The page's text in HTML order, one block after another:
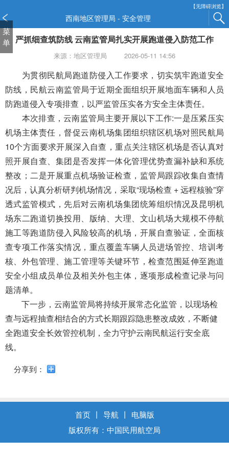
【无障碍浏览】
西南地区管理局 - 安全管理
菜
单 严抓细查筑防线 云南监管局扎实开展跑道侵入防范工作
来源：地区管理局 2026-05-11 14:56
为贯彻民航局跑道防侵入工作要求，切实筑牢跑道安全
防线，民航云南监管局于近期全面组织开展地面车辆和人员
防跑道侵入专项排查，以严监管压实各方安全主体责任。
本次排查，云南监管局主要开展以下工作:一是压紧压实
机场主体责任，督促云南机场集团组织辖区机场对照民航局
10个方面要求开展深入自查，重点关注辖区机场是否认真对
照开展自查、集团是否发挥一体化管理优势查漏补缺和系统
整改；二是开展重点机场验证检查，监管局跟踪收集自查情
况后，认真分析研判机场情况，采取“现场检查 + 远程核验”穿
透式监管模式，先后对云南机场集团统筹组织情况及昆明机
场东二跑道切换投用、版纳、大理、文山机场大规模不停航
施工等跑道防侵入风险较高的机场，开展自查验证，全面核
查专项工作落实情况，重点覆盖车辆人员进场管控、培训考
核、外包管理、施工管理等关键环节，检查范围延伸至跑道
安全小组成员单位及相关外包主体，逐项形成检查记录与问
题清单。
下一步，云南监管局将持续开展常态化监管，以现场检
查与远程抽查相结合的方式长期跟踪隐患整改成效，不断健
全跑道安全长效管控机制，全力守护云南民航运行安全底
线。
分享到：
首页 丨 导航 丨
电脑版
版权所有：中国民用航空局
窗
口
打
碍
说
明
面,
Alt
加
波
浪
键
打
开
导
盲
模
式